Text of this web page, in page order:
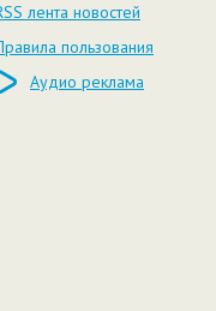
лента новостей
пользования
Аудио реклама